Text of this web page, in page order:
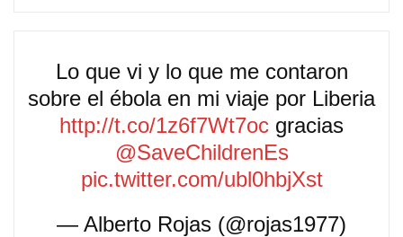
Lo que vi y lo que me contaron
sobre el ébola en mi viaje por Liberia
http://t.co/1z6f7Wt7oc gracias
@SaveChildrenEs
pic.twitter.com/ubl0hbjXst
— Alberto Rojas (@rojas1977)